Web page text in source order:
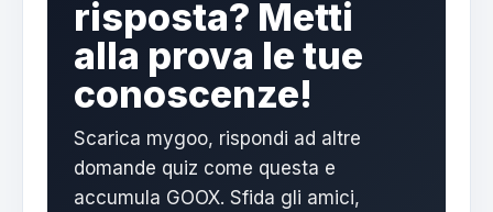
risposta? Metti
alla prova le tue
conoscenze!
Scarica mygoo, rispondi ad altre
domande quiz come questa e
accumula GOOX. Sfida gli amici,